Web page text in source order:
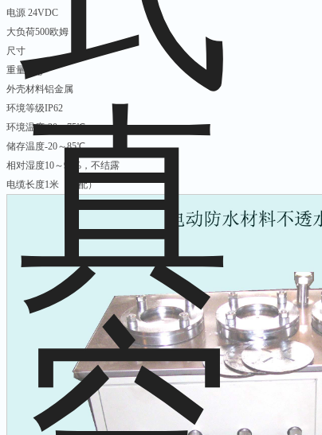
电源 24VDC
大负荷500欧姆
尺寸
重量 90g
外壳材料铝金属
环境等级IP62
环境温度-20～75℃
储存温度-20～85℃
相对湿度10～95%，不结露
电缆长度1米（标配）